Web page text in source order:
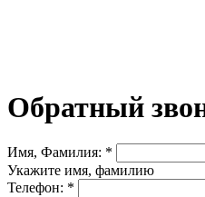
Обратный
Имя, Фамилия: *
Укажите имя, фамилию
Телефон: *